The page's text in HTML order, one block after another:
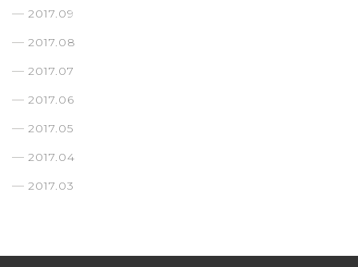
2017.09
2017.08
2017.07
2017.06
2017.05
2017.04
2017.03